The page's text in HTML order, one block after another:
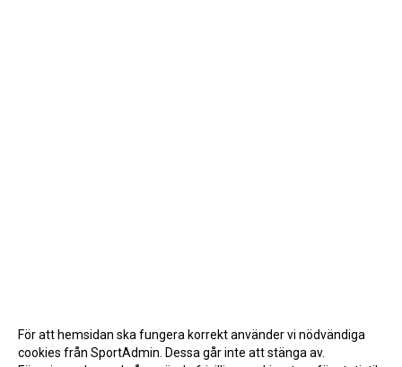
För att hemsidan ska fungera korrekt använder vi nödvändiga
cookies från SportAdmin. Dessa går inte att stänga av.